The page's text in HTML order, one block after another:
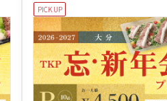
PICK UP